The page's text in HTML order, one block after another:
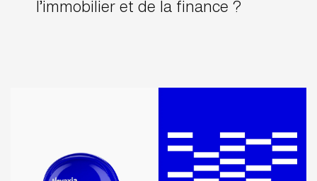
l’immobilier et de la finance ?